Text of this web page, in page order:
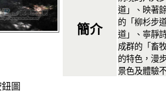
簡介
道」、映著
的「柳杉步
道」、寧靜
成群的「畜
的特色，漫
景色及體驗